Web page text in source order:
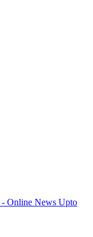
- Online News Upto